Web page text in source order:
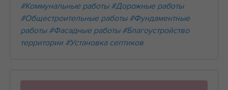
#Коммунальные работы #Дорожные работы
#Общестроительные работы #Фундаментные
работы #Фасадные работы #Благоустройство
территории #Установка септиков